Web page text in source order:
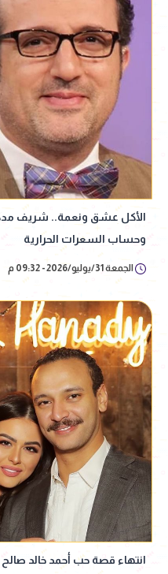
الأكل عشق ونعمة.. شريف
وحساب السعرات الحرارية
الجمعة 31/يوليو/2026 - 09:32 م
انتهاء قصة حب أحمد خالد صالح وهنادي